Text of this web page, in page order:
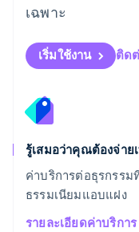
เฉพาะ
เริ่มใช้งาน ติด
รู้เสมอว่าคุณต้องจ่าย
ค่าบริการต่อธุรกรร
ธรรมเนียมแอบแฝง
รายละเอียดค่าบริการ
English
EnglishItaliano
สวิตเซอร์แลนด์
สวีเดน
Svenska
EnglishEspañol简体
สหรัฐอาหรับเอมิเ
English
สหราชอาณาจักร
English